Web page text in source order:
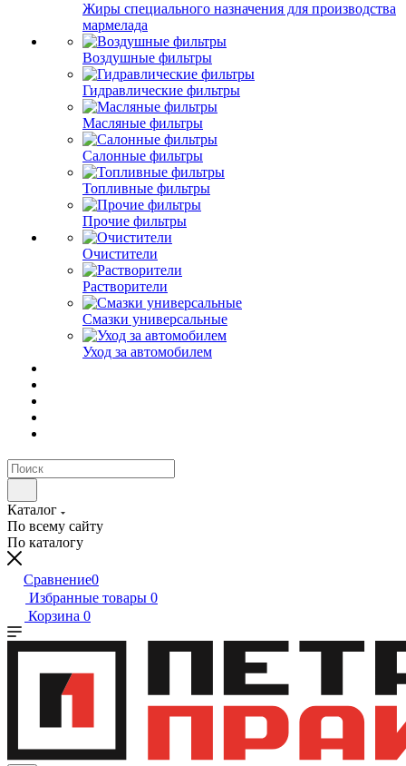
Жиры специального назначения для производства
мармелада
Воздушные фильтры
Гидравлические фильтры
Масляные фильтры
Салонные фильтры
Топливные фильтры
Прочие фильтры
Очистители
Растворители
Смазки универсальные
Уход за автомобилем
Каталог
По всему сайту
По каталогу
Сравнение0
Избранные товары 0
Корзина 0